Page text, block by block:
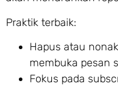
Praktik terbaik:
Hapus atau
membuka pesan
Fokus pada